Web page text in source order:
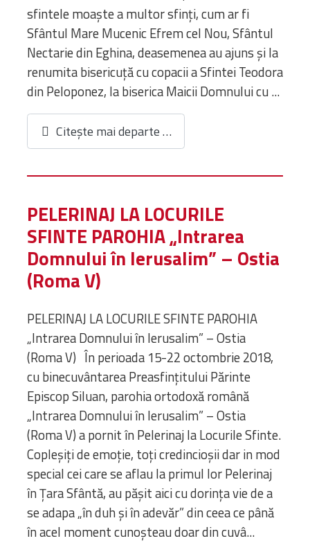
sfintele moaşte a multor sfinţi, cum ar fi
Sfântul Mare Mucenic Efrem cel Nou, Sfântul
Nectarie din Eghina, deasemenea au ajuns şi la
renumita bisericuţă cu copacii a Sfintei Teodora
din Peloponez, la biserica Maicii Domnului cu ...
Citește mai departe …
PELERINAJ LA LOCURILE
SFINTE PAROHIA „Intrarea
Domnului în Ierusalim” – Ostia
(Roma V)
PELERINAJ LA LOCURILE SFINTE PAROHIA
„Intrarea Domnului în Ierusalim” – Ostia
(Roma V) În perioada 15-22 octombrie 2018,
cu binecuvântarea Preasfințitului Părinte
Episcop Siluan, parohia ortodoxă română
„Intrarea Domnului în Ierusalim” – Ostia
(Roma V) a pornit în Pelerinaj la Locurile Sfinte.
Copleșiți de emoție, toți credincioșii dar in mod
special cei care se aflau la primul lor Pelerinaj
în Țara Sfântă, au pășit aici cu dorința vie de a
se adapa „în duh și în adevăr” din ceea ce până
în acel moment cunoșteau doar din cuvâ...